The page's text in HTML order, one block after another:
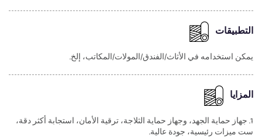
التطبيقات
يمكن استخدامه في الأثاث/الفندق/المولات/المكاتب، إلخ.
المزايا
1. جهاز حماية الجهد، وجهاز حماية الثلاجة، ترقية الأمان، استجابة أكثر دقة،
ست ميزات رئيسية، جودة عالية.